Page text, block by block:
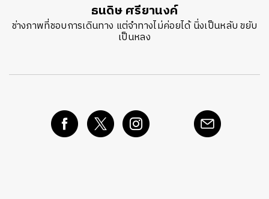
ธนดิษ​ ศรี​ยา​นงค์​
ช่างภาพที่ชอบการเดินทาง แต่จำทางไม่ค่อยได้ นิ่งเป็นหลับ ขยับ
เป็นหลง